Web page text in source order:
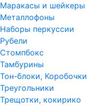
Маракасы и шейкеры
Металлофоны
Наборы перкуссии
Рубели
Стомпбокс
Тамбурины
Тон-блоки, Коробочки
Треугольники
Трещотки, кокирико